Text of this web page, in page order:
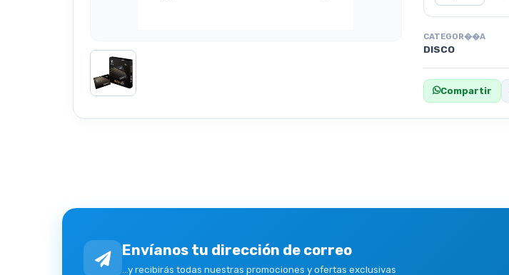
CATEGOR��A
DISCO
Compartir
Envíanos tu dirección de correo
...y recibirás todas nuestras promociones y ofertas exclusivas